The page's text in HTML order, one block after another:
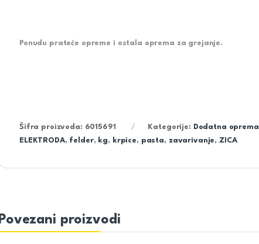
Ponudu prateće opreme i ostala oprema za grejanje.
Šifra proizvoda: 6015691 Kategorije: Dodatna oprema
ELEKTRODA, felder, kg, krpice, pasta, zavarivanje,ZICA
Povezani proizvodi